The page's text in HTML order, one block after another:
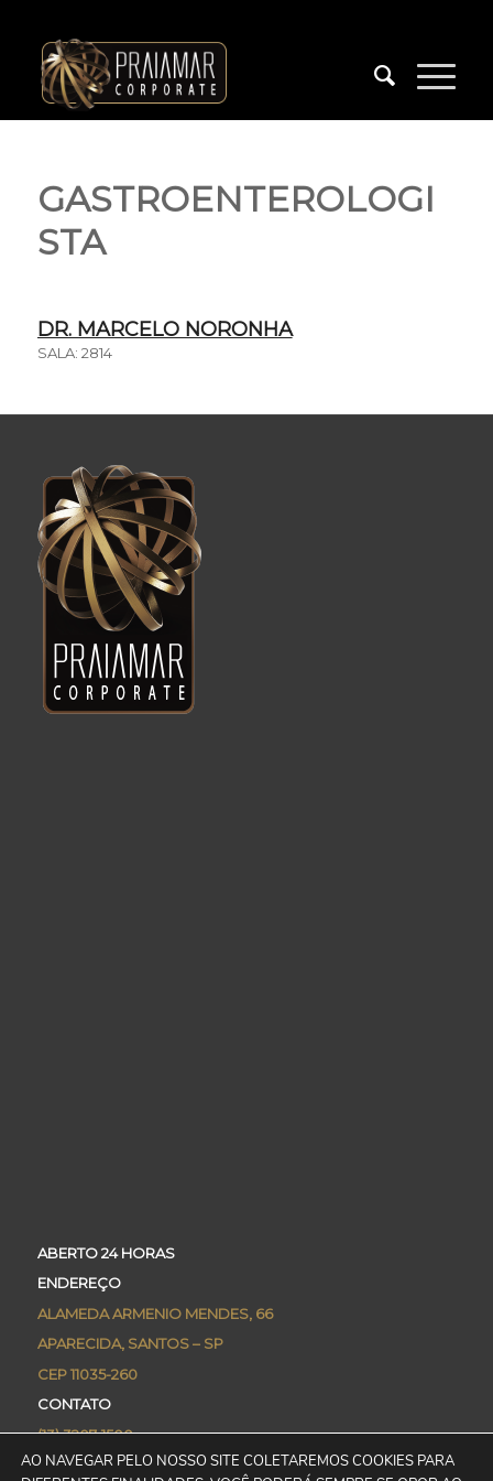
GASTROENTEROLOGI
STA
DR. MARCELO NORONHA
SALA: 2814
ABERTO 24 HORAS
ENDEREÇO
ALAMEDA ARMENIO MENDES, 66
APARECIDA, SANTOS – SP
CEP 11035-260
CONTATO
(13) 3207-1500
CONCIERGE@PRAIAMARCORPORATE.COM.BR
AO NAVEGAR PELO NOSSO SITE COLETAREMOS COOKIES PARA